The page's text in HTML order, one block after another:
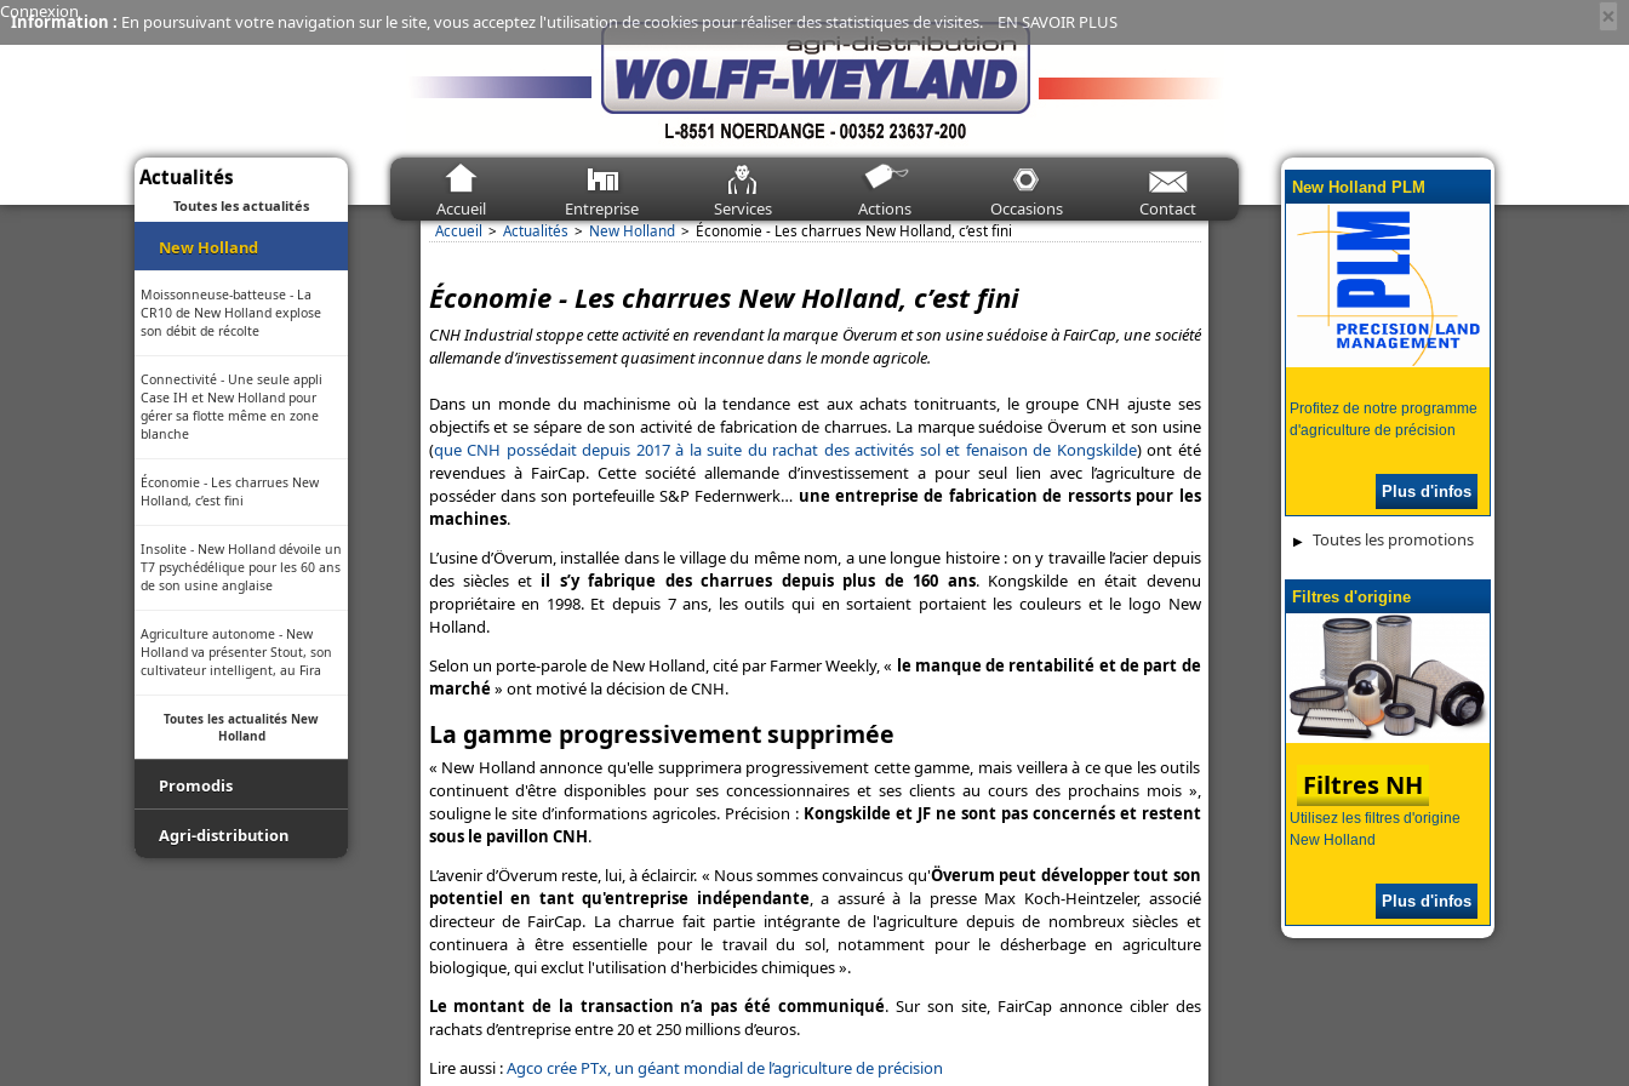
×
Information : En poursuivant votre navigation sur le site, vous acceptez l'utilisation de cookies pour réaliser des statistiques de visites.EN SAVOIR PLUS
Connexion
Accueil Entreprise Services Actions Occasions Contact
Actualités
Toutes les actualités
New Holland
Moissonneuse-batteuse - La
CR10 de New Holland explose
son débit de récolte
Connectivité - Une seule appli
Case IH et New Holland pour
gérer sa flotte même en zone
blanche
Économie - Les charrues New
Holland, c’est fini
Insolite - New Holland dévoile un
T7 psychédélique pour les 60 ans
de son usine anglaise
Agriculture autonome - New
Holland va présenter Stout, son
cultivateur intelligent, au Fira
Toutes les actualités New
Holland
Promodis
Film - Ficelle - Filet - Conseil du
Agri-distribution
Accueil Actualités New Holland Économie - Les charrues New Holland, c’est fini
Économie - Les charrues New Holland, c’est fini
CNH Industrial stoppe cette activité en revendant la marque Överum et son usine suédoise à FairCap, une société
allemande d’investissement quasiment inconnue dans le monde agricole.
Dans un monde du machinisme où la tendance est aux achats tonitruants, le groupe CNH ajuste ses
objectifs et se sépare de son activité de fabrication de charrues. La marque suédoise Överum et son usine
(que CNH possédait depuis 2017 à la suite du rachat des activités sol et fenaison de Kongskilde) ont été
revendues à FairCap. Cette société allemande d’investissement a pour seul lien avec l’agriculture de
posséder dans son portefeuille S&P Federnwerk… une entreprise de fabrication de ressorts pour les
machines.
L’usine d’Överum, installée dans le village du même nom, a une longue histoire : on y travaille l’acier depuis
des siècles etil s’y fabrique des charrues depuis plus de 160 ans. Kongskilde en était devenu
propriétaire en 1998. Et depuis 7 ans, les outils qui en sortaient portaient les couleurs et le logo New
Holland.
Selon un porte-parole de New Holland, cité par Farmer Weekly, « le manque de rentabilité et de part de
marché» ont motivé la décision de CNH.
La gamme progressivement supprimée
« New Holland annonce qu'elle supprimera progressivement cette gamme, mais veillera à ce que les outils
continuent d'être disponibles pour ses concessionnaires et ses clients au cours des prochains mois »,
souligne le site d’informations agricoles. Précision : Kongskilde et JF ne sont pas concernés et restent
sous le pavillon CNH.
L’avenir d’Överum reste, lui, à éclaircir. « Nous sommes convaincus qu'Överum peut développer tout son
potentiel en tant qu'entreprise indépendante, a assuré à la presse Max Koch-Heintzeler, associé
directeur de FairCap. La charrue fait partie intégrante de l'agriculture depuis de nombreux siècles et
continuera à être essentielle pour le travail du sol, notamment pour le désherbage en agriculture
biologique, qui exclut l'utilisation d'herbicides chimiques ».
Le montant de la transaction n’a pas été communiqué. Sur son site, FairCap annonce cibler des
rachats d’entreprise entre 20 et 250 millions d’euros.
Lire aussi :Agco crée PTx, un géant mondial de l’agriculture de précision
New Holland PLM
Profitez de notre programme
d'agriculture de précision
Plus d'infos
Toutes les promotions
Filtres d'origine
Utilisez les filtres d'origine
New Holland
Filtres NH
Plus d'infos